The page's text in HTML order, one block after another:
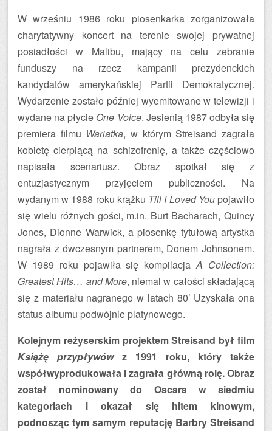
W wrześniu 1986 roku piosenkarka zorganizowała
charytatywny koncert na terenie swojej prywatnej
posiadłości w Malibu, mający na celu zebranie
funduszy na rzecz kampanii prezydenckich
kandydatów amerykańskiej Partii Demokratycznej.
Wydarzenie zostało później wyemitowane w telewizji i
wydane na płycie One Voice. Jesienią 1987 odbyła się
premiera filmu Wariatka, w którym Streisand zagrała
kobietę cierpiącą na schizofrenię, a także częściowo
napisała scenariusz. Obraz spotkał się z
entuzjastycznym przyjęciem publiczności. Na
wydanym w 1988 roku krążku Till I Loved Youpojawiło
się wielu różnych gości, m.in. Burt Bacharach, Quincy
Jones, Dionne Warwick, a piosenkę tytułową artystka
nagrała z ówczesnym partnerem, Donem Johnsonem.
W 1989 roku pojawiła się kompilacjaA Collection:
Greatest Hits… and More, niemal w całości składającą
się z materiału nagranego w latach 80’ Uzyskała ona
status albumu podwójnie platynowego.
Kolejnym reżyserskim projektem Streisand był film
Książę przypływówz 1991 roku, który także
współwyprodukowała i zagrała główną rolę. Obraz
został nominowany do Oscara w siedmiu
kategoriach i okazał się hitem kinowym,
podnosząc tym samym reputację Barbry Streisand